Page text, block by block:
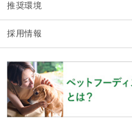
推奨環境
採用情報